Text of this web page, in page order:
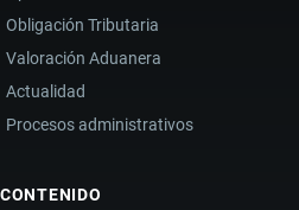
Obligación Tributaria
Valoración Aduanera
Actualidad
Procesos administrativos
CONTENIDO